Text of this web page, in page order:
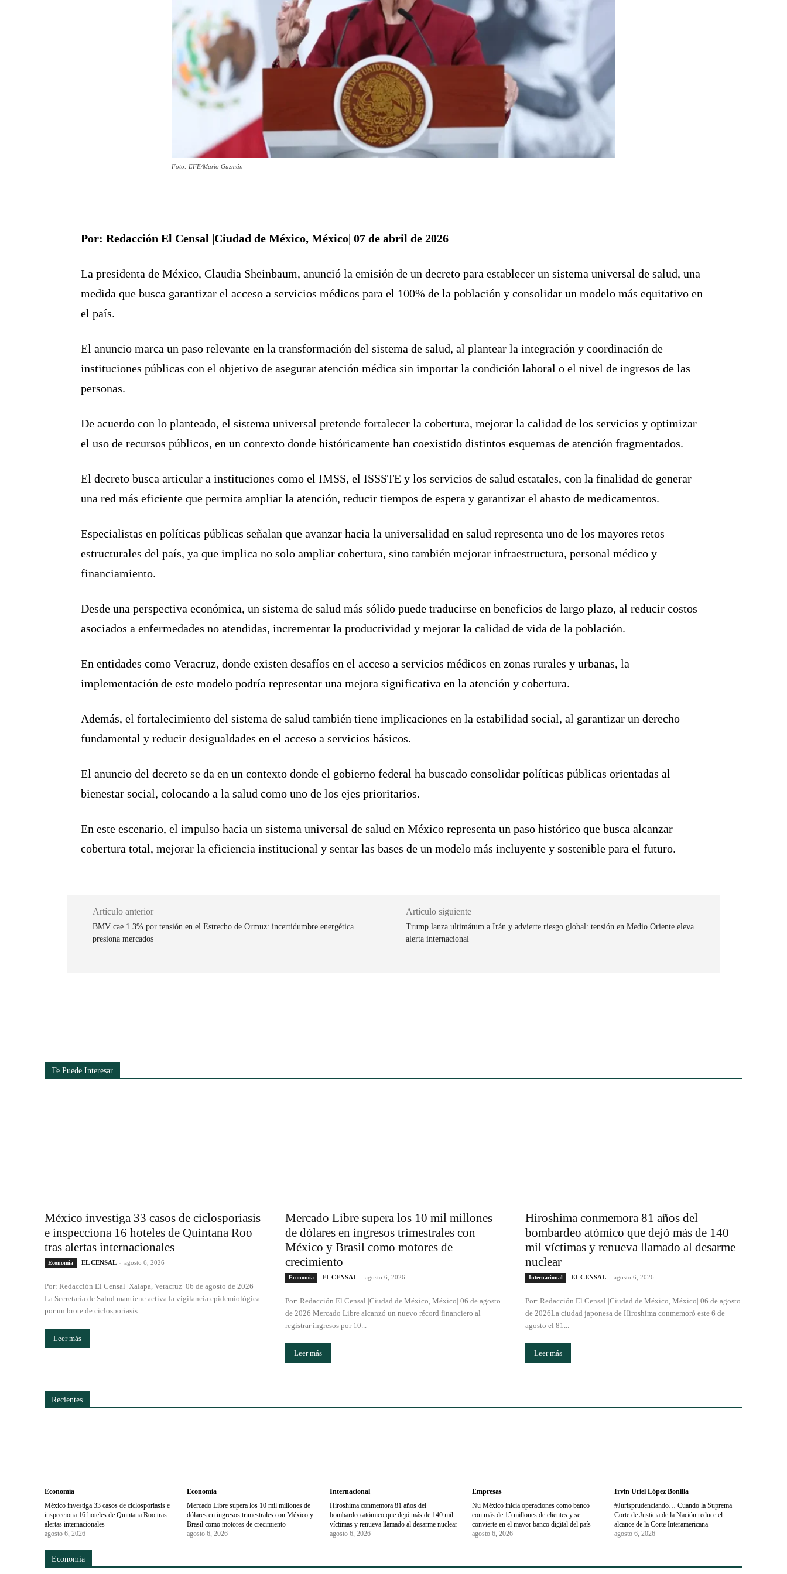
Foto: EFE/Mario Guzmán
Por: Redacción El Censal |Ciudad de México, México| 07 de abril de 2026
La presidenta de México, Claudia Sheinbaum, anunció la emisión de un decreto para establecer un sistema universal de salud, una
medida que busca garantizar el acceso a servicios médicos para el 100% de la población y consolidar un modelo más equitativo en
el país.
El anuncio marca un paso relevante en la transformación del sistema de salud, al plantear la integración y coordinación de
instituciones públicas con el objetivo de asegurar atención médica sin importar la condición laboral o el nivel de ingresos de las
personas.
De acuerdo con lo planteado, el sistema universal pretende fortalecer la cobertura, mejorar la calidad de los servicios y optimizar
el uso de recursos públicos, en un contexto donde históricamente han coexistido distintos esquemas de atención fragmentados.
El decreto busca articular a instituciones como el IMSS, el ISSSTE y los servicios de salud estatales, con la finalidad de generar
una red más eficiente que permita ampliar la atención, reducir tiempos de espera y garantizar el abasto de medicamentos.
Especialistas en políticas públicas señalan que avanzar hacia la universalidad en salud representa uno de los mayores retos
estructurales del país, ya que implica no solo ampliar cobertura, sino también mejorar infraestructura, personal médico y
financiamiento.
Desde una perspectiva económica, un sistema de salud más sólido puede traducirse en beneficios de largo plazo, al reducir costos
asociados a enfermedades no atendidas, incrementar la productividad y mejorar la calidad de vida de la población.
En entidades como Veracruz, donde existen desafíos en el acceso a servicios médicos en zonas rurales y urbanas, la
implementación de este modelo podría representar una mejora significativa en la atención y cobertura.
Además, el fortalecimiento del sistema de salud también tiene implicaciones en la estabilidad social, al garantizar un derecho
fundamental y reducir desigualdades en el acceso a servicios básicos.
El anuncio del decreto se da en un contexto donde el gobierno federal ha buscado consolidar políticas públicas orientadas al
bienestar social, colocando a la salud como uno de los ejes prioritarios.
En este escenario, el impulso hacia un sistema universal de salud en México representa un paso histórico que busca alcanzar
cobertura total, mejorar la eficiencia institucional y sentar las bases de un modelo más incluyente y sostenible para el futuro.
Artículo anterior
BMV cae 1.3% por tensión en el Estrecho de Ormuz: incertidumbre energética
presiona mercados
Artículo siguiente
Trump lanza ultimátum a Irán y advierte riesgo global: tensión en Medio Oriente eleva
alerta internacional
Te Puede Interesar
México investiga 33 casos de ciclosporiasis
e inspecciona 16 hoteles de Quintana Roo
tras alertas internacionales
Economía EL CENSAL - agosto 6, 2026
Por: Redacción El Censal |Xalapa, Veracruz| 06 de agosto de 2026
La Secretaría de Salud mantiene activa la vigilancia epidemiológica
por un brote de ciclosporiasis...
Leer más
Mercado Libre supera los 10 mil millones
de dólares en ingresos trimestrales con
México y Brasil como motores de
crecimiento
Economía EL CENSAL - agosto 6, 2026
Por: Redacción El Censal |Ciudad de México, México| 06 de agosto
de 2026 Mercado Libre alcanzó un nuevo récord financiero al
registrar ingresos por 10...
Leer más
Hiroshima conmemora 81 años del
bombardeo atómico que dejó más de 140
mil víctimas y renueva llamado al desarme
nuclear
Internacional EL CENSAL - agosto 6, 2026
Por: Redacción El Censal |Ciudad de México, México| 06 de agosto
de 2026La ciudad japonesa de Hiroshima conmemoró este 6 de
agosto el 81...
Leer más
Recientes
Economía
México investiga 33 casos de ciclosporiasis e
inspecciona 16 hoteles de Quintana Roo tras
alertas internacionales
agosto 6, 2026
Economía
Mercado Libre supera los 10 mil millones de
dólares en ingresos trimestrales con México y
Brasil como motores de crecimiento
agosto 6, 2026
Internacional
Hiroshima conmemora 81 años del
bombardeo atómico que dejó más de 140 mil
víctimas y renueva llamado al desarme nuclear
agosto 6, 2026
Empresas
Nu México inicia operaciones como banco
con más de 15 millones de clientes y se
convierte en el mayor banco digital del país
agosto 6, 2026
Irvin Uriel López Bonilla
#Jurisprudenciando… Cuando la Suprema
Corte de Justicia de la Nación reduce el
alcance de la Corte Interamericana
agosto 6, 2026
Economía